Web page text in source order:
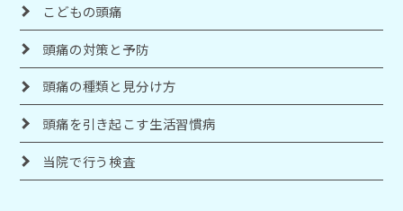
こどもの頭痛
頭痛の対策と予防
頭痛の種類と見分け方
頭痛を引き起こす生活習慣病
当院で行う検査